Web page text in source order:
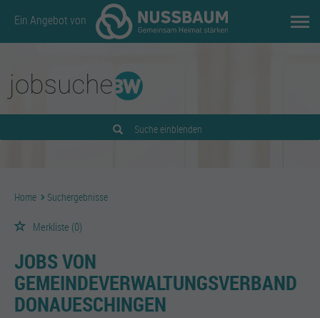
Ein Angebot von
Suche einblenden
Home Suchergebnisse
Merkliste (0)
JOBS VON
GEMEINDEVERWALTUNGSVERBAND
DONAUESCHINGEN